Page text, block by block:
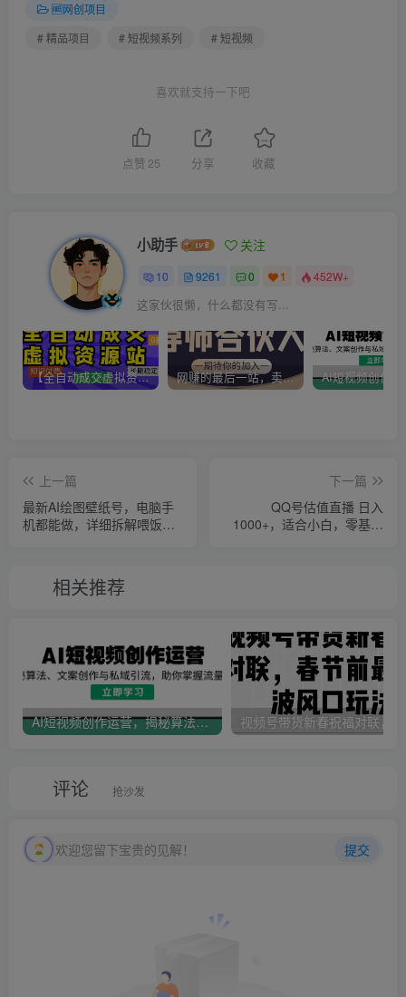
🆓网创项目
# 精品项目
# 短视频系列 # 短视频
喜欢就支持一下吧
点赞 25 分享 收藏
小助手 关注
10 9261 0 1 452W+
这家伙很懒，什么都没有写...
【全自动成交虚拟资源站】站长唯一陪跑项目！月入10W+~长期稳定~ 网赚的最后一站，卖项目！做网赚顶级猎食者~
上一篇
最新AI绘图壁纸号，电脑手
机都能做，详细拆解喂饭教
下一篇
QQ号估值直播 日入
1000+，适合小白，零基础
相关推荐
AI短视频创作运营，揭秘算法、文案创作与私域引流，助你掌握流量密码
评论 抢沙发
欢迎您留下宝贵的见解！ 提交